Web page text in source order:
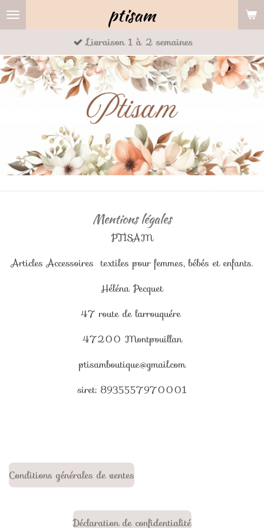
Passer
au
principal
ptisam
Livraison 1 à 2 semaines
Mentions légales
PTISAM
Articles Accessoires textiles pour femmes, bébés et enfants.
Héléna Pecquet
47 route de larrouquére
47200 Montpouillan
ptisamboutique@gmail.com
siret: 8935557970001
Conditions générales de ventes
Déclaration de confidentialité